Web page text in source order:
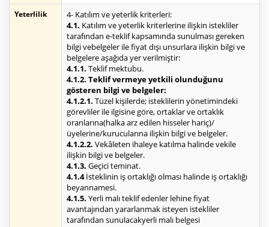
Yeterlilik
4- Katılım ve yeterlik kriterleri:
4.1. Katılım ve yeterlik kriterlerine ilişkin istekliler
tarafından e-teklif kapsamında sunulması gereken
bilgi vebelgeler ile fiyat dışı unsurlara ilişkin bilgi ve
belgelere aşağıda yer verilmiştir:
4.1.1. Teklif mektubu.
4.1.2. Teklif vermeye yetkili olunduğunu
gösteren bilgi ve belgeler:
4.1.2.1. Tüzel kişilerde; isteklilerin yönetimindeki
görevliler ile ilgisine göre, ortaklar ve ortaklık
oranlarına(halka arz edilen hisseler hariç)/
üyelerine/kurucularına ilişkin bilgi ve belgeler.
4.1.2.2. Vekâleten ihaleye katılma halinde vekile
ilişkin bilgi ve belgeler.
4.1.3. Geçici teminat.
4.1.4İsteklinin iş ortaklığı olması halinde iş ortaklığı
beyannamesi.
4.1.5. Yerli malı teklif edenler lehine fiyat
avantajından yararlanmak isteyen istekliler
tarafından sunulacakyerli malı belgesi